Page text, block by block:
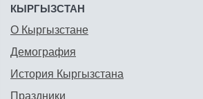
КЫРГЫЗСТАН
О Кыргызстане
Демография
История Кыргызстана
Праздники